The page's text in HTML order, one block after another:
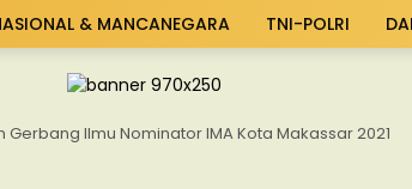
& MANCANEGARA TNI-POLRI
Gerbang Ilmu Nominator IMA Kota Makassar 2021